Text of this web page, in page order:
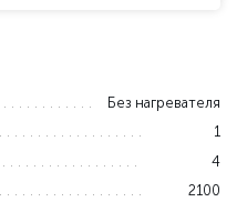
Без нагревателя
1
4
2100